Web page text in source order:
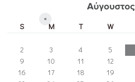
Αύγουστος
«
S M T W
2
3 4 5
9
10 11 12
16
17 18 19